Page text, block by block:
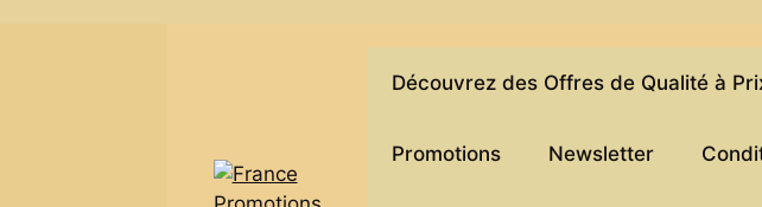
Découvrez des Offres de Qualité à
Promotions Newsletter